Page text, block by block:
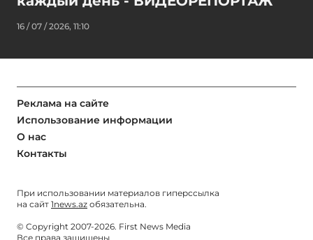
16 / 07 / 2026, 11:10
Реклама на сайте
Использование информации
О нас
Контакты
При использовании материалов гиперссылка
на сайт 1news.az обязательна.
© Copyright 2007-2026. First News Media
Все права защищены